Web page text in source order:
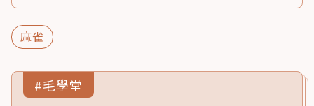
麻雀
#毛學堂